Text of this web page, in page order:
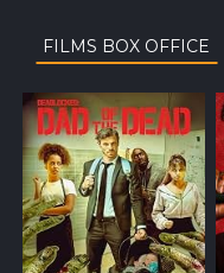
FILMS BOX OFFICE